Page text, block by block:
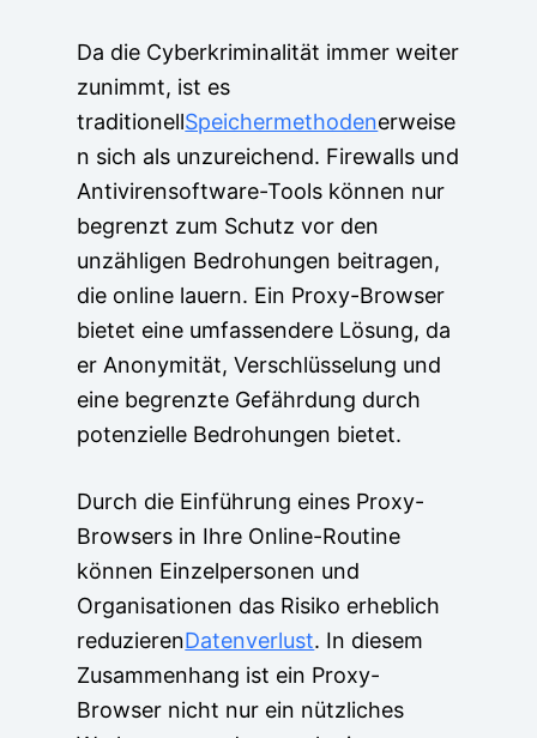
Da die Cyberkriminalität immer weiter
zunimmt, ist es
traditionellSpeichermethodenerweise
n sich als unzureichend. Firewalls und
Antivirensoftware-Tools können nur
begrenzt zum Schutz vor den
unzähligen Bedrohungen beitragen,
die online lauern. Ein Proxy-Browser
bietet eine umfassendere Lösung, da
er Anonymität, Verschlüsselung und
eine begrenzte Gefährdung durch
potenzielle Bedrohungen bietet.
Durch die Einführung eines Proxy-
Browsers in Ihre Online-Routine
können Einzelpersonen und
Organisationen das Risiko erheblich
reduzierenDatenverlust. In diesem
Zusammenhang ist ein Proxy-
Browser nicht nur ein nützliches